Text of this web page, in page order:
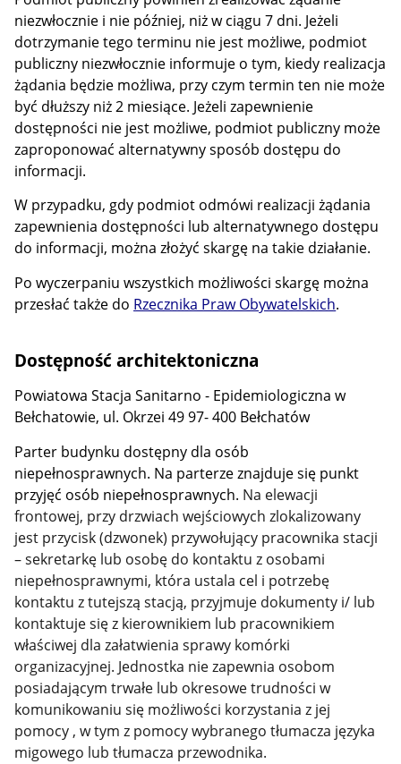
niezwłocznie i nie później, niż w ciągu 7 dni. Jeżeli
dotrzymanie tego terminu nie jest możliwe, podmiot
publiczny niezwłocznie informuje o tym, kiedy realizacja
żądania będzie możliwa, przy czym termin ten nie może
być dłuższy niż 2 miesiące. Jeżeli zapewnienie
dostępności nie jest możliwe, podmiot publiczny może
zaproponować alternatywny sposób dostępu do
informacji.
W przypadku, gdy podmiot odmówi realizacji żądania
zapewnienia dostępności lub alternatywnego dostępu
do informacji, można złożyć skargę na takie działanie.
Po wyczerpaniu wszystkich możliwości skargę można
przesłać także do Rzecznika Praw Obywatelskich.
Dostępność architektoniczna
Powiatowa Stacja Sanitarno - Epidemiologiczna w
Bełchatowie, ul. Okrzei 49 97- 400 Bełchatów
Parter budynku dostępny dla osób
niepełnosprawnych. Na parterze znajduje się punkt
przyjęć osób niepełnosprawnych. Na elewacji
frontowej, przy drzwiach wejściowych zlokalizowany
jest przycisk (dzwonek) przywołujący pracownika stacji
– sekretarkę lub osobę do kontaktu z osobami
niepełnosprawnymi, która ustala cel i potrzebę
kontaktu z tutejszą stacją, przyjmuje dokumenty i/ lub
kontaktuje się z kierownikiem lub pracownikiem
właściwej dla załatwienia sprawy komórki
organizacyjnej. Jednostka nie zapewnia osobom
posiadającym trwałe lub okresowe trudności w
komunikowaniu się możliwości korzystania z jej
pomocy , w tym z pomocy wybranego tłumacza języka
migowego lub tłumacza przewodnika.